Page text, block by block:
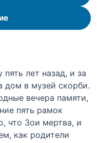
лет назад, и за
дом в музей скорби.
вечера памяти,
пять рамок
что Зои мертва, и
как родители